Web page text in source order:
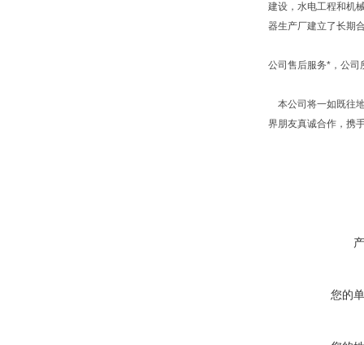
建设，水电工程和机
器生产厂建立了长期
公司售后服务*，公司
本公司将一如既往
界朋友真诚合作，携
您的